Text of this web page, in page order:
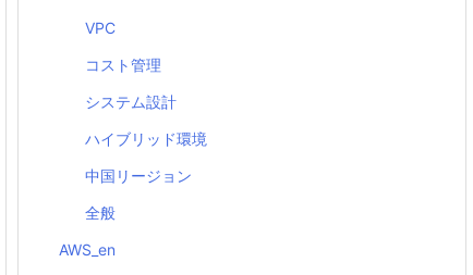
VPC
コスト管理
システム設計
ハイブリッド環境
中国リージョン
全般
AWS_en